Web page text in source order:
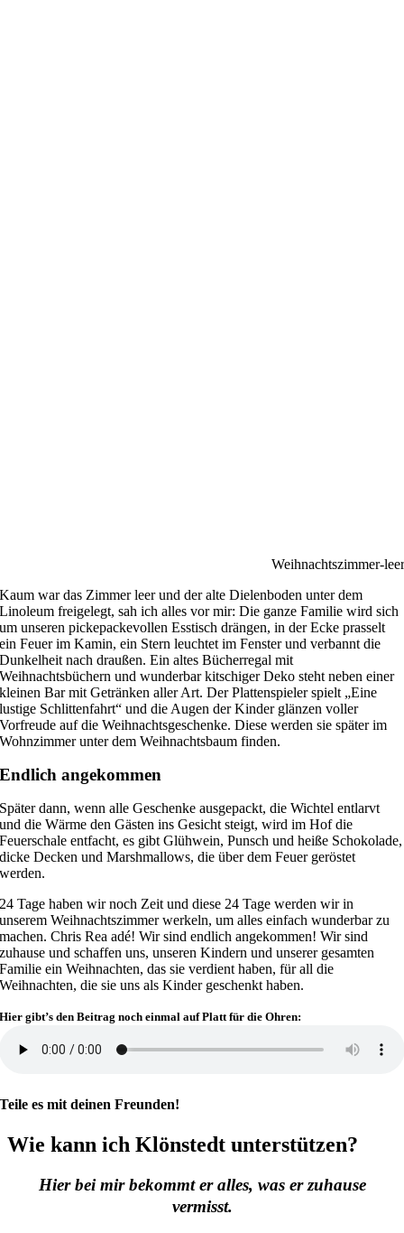
Weihnachtszimmer-leer
Kaum war das Zimmer leer und der alte Dielenboden unter dem
Linoleum freigelegt, sah ich alles vor mir: Die ganze Familie wird sich
um unseren pickepackevollen Esstisch drängen, in der Ecke prasselt
ein Feuer im Kamin, ein Stern leuchtet im Fenster und verbannt die
Dunkelheit nach draußen. Ein altes Bücherregal mit
Weihnachtsbüchern und wunderbar kitschiger Deko steht neben einer
kleinen Bar mit Getränken aller Art. Der Plattenspieler spielt „Eine
lustige Schlittenfahrt“ und die Augen der Kinder glänzen voller
Vorfreude auf die Weihnachtsgeschenke. Diese werden sie später im
Wohnzimmer unter dem Weihnachtsbaum finden.
Endlich angekommen
Später dann, wenn alle Geschenke ausgepackt, die Wichtel entlarvt
und die Wärme den Gästen ins Gesicht steigt, wird im Hof die
Feuerschale entfacht, es gibt Glühwein, Punsch und heiße Schokolade,
dicke Decken und Marshmallows, die über dem Feuer geröstet
werden.
24 Tage haben wir noch Zeit und diese 24 Tage werden wir in
unserem Weihnachtszimmer werkeln, um alles einfach wunderbar zu
machen. Chris Rea adé! Wir sind endlich angekommen! Wir sind
zuhause und schaffen uns, unseren Kindern und unserer gesamten
Familie ein Weihnachten, das sie verdient haben, für all die
Weihnachten, die sie uns als Kinder geschenkt haben.
Hier gibt’s den Beitrag noch einmal auf Platt für die Ohren:
Teile es mit deinen Freunden!
Wie kann ich Klönstedt unterstützen?
Hier bei mir bekommt er alles, was er zuhause
vermisst.